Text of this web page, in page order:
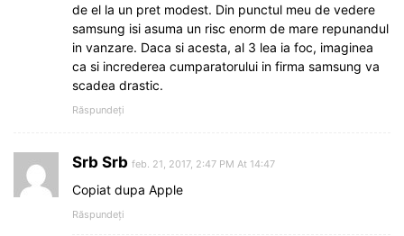
de el la un pret modest. Din punctul meu de vedere
samsung isi asuma un risc enorm de mare repunandul
in vanzare. Daca si acesta, al 3 lea ia foc, imaginea
ca si increderea cumparatorului in firma samsung va
scadea drastic.
Răspundeți
Srb Srb feb. 21, 2017, 2:47 PM At 14:47
Copiat dupa Apple
Răspundeți